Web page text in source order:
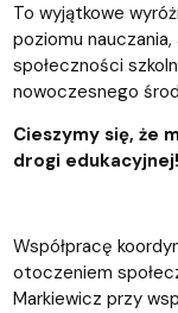
To wyjątkowe
poziomu nauczania,
społeczności
nowoczesnego
Cieszymy się, że
drogi edukacyjnej!
Współpracę
otoczeniem
Markiewicz przy